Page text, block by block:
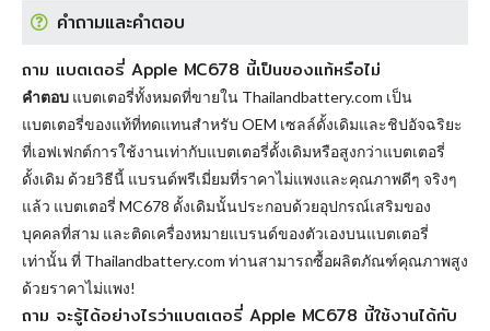
คำถามและคำตอบ
ถาม แบตเตอรี่ Apple MC678 นี้เป็นของแท้หรือไม่
คำตอบ แบตเตอรี่ทั้งหมดที่ขายใน Thailandbattery.com เป็น
แบตเตอรี่ของแท้ที่ทดแทนสำหรับ OEM เซลล์ดั้งเดิมและชิปอัจฉริยะ
ที่เอฟเฟกต์การใช้งานเท่ากับแบตเตอรี่ดั้งเดิมหรือสูงกว่าแบตเตอรี่
ดั้งเดิม ด้วยวิธีนี้ แบรนด์พรีเมี่ยมที่ราคาไม่แพงและคุณภาพดีๆ จริงๆ
แล้ว แบตเตอรี่ MC678 ดั้งเดิมนั้นประกอบด้วยอุปกรณ์เสริมของ
บุคคลที่สาม และติดเครื่องหมายแบรนด์ของตัวเองบนแบตเตอรี่
เท่านั้น ที่ Thailandbattery.com ท่านสามารถซื้อผลิตภัณฑ์คุณภาพสูง
ด้วยราคาไม่แพง!
ถาม จะรู้ได้อย่างไรว่าแบตเตอรี่ Apple MC678 นี้ใช้งานได้กับ